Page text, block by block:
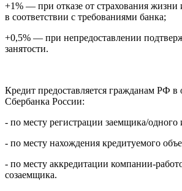
+1% — при отказе от страхования жизни
в соответствии с требованиями банка;
+0,5% — при непредоставлении
занятости.
Кредит предоставляется гражданам РФ в
Сбербанка России:
- по месту регистрации заемщика/одного
- по месту нахождения кредитуемого
- по месту аккредитации компании-
созаемщика.